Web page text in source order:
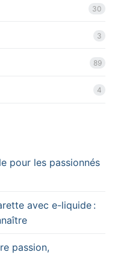
30
3
89
4
pour les passionnés
avec e-liquide :
passion,